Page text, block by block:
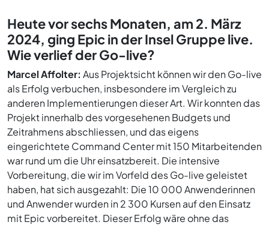
Heute vor sechs Monaten, am 2. März
2024, ging Epic in der Insel Gruppe live.
Wie verlief der Go-live?
Marcel Affolter: Aus Projektsicht können wir den Go-live
als Erfolg verbuchen, insbesondere im Vergleich zu
anderen Implementierungen dieser Art. Wir konnten das
Projekt innerhalb des vorgesehenen Budgets und
Zeitrahmens abschliessen, und das eigens
eingerichtete Command Center mit 150 Mitarbeitenden
war rund um die Uhr einsatzbereit. Die intensive
Vorbereitung, die wir im Vorfeld des Go-live geleistet
haben, hat sich ausgezahlt: Die 10 000 Anwenderinnen
und Anwender wurden in 2 300 Kursen auf den Einsatz
mit Epic vorbereitet. Dieser Erfolg wäre ohne das